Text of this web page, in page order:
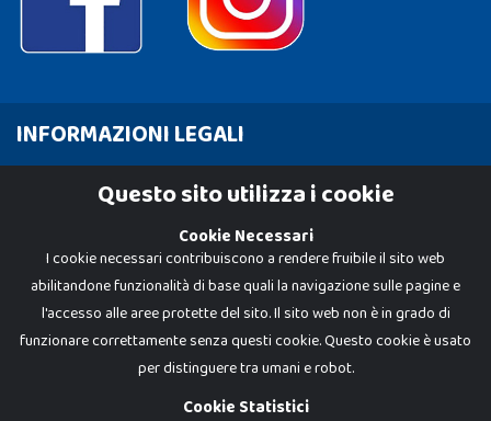
INFORMAZIONI LEGALI
Cookie PolicyQuesto sito utilizza i cookie
Cookie Necessari
I cookie necessari contribuiscono a rendere fruibile il sito web
abilitandone funzionalità di base quali la navigazione sulle pagine e
l'accesso alle aree protette del sito. Il sito web non è in grado di
funzionare correttamente senza questi cookie. Questo cookie è usato
per distinguere tra umani e robot.
Cookie Statistici